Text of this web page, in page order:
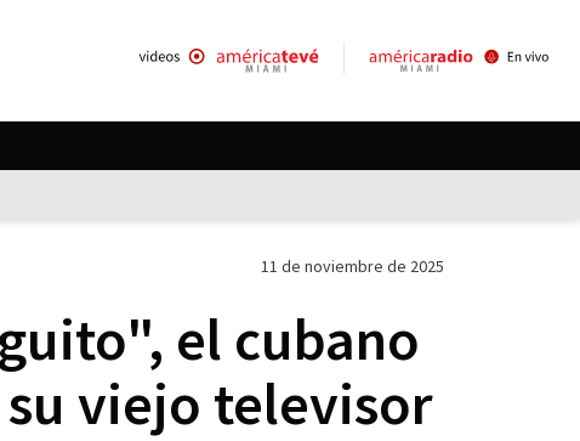
11 de noviembre de 2025
el cubano
viejo televisor